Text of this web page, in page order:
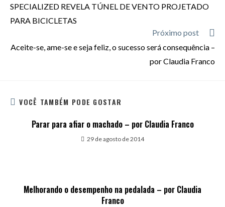
SPECIALIZED REVELA TÚNEL DE VENTO PROJETADO
PARA BICICLETAS
Próximo post
Aceite-se, ame-se e seja feliz, o sucesso será consequência –
por Claudia Franco
VOCÊ TAMBÉM PODE GOSTAR
Parar para afiar o machado – por Claudia Franco
29 de agosto de 2014
Melhorando o desempenho na pedalada – por Claudia
Franco